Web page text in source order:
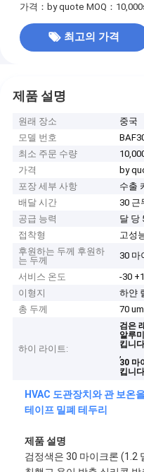
가격：by quote MOQ：
최고의 가격
제품 설명
원래 장소
중국
모델 번호
최소 주문 수량
가격
by
포장 세부 사항
수출
배달 시간
30 근
공급 능력
달 당
접착형
고성
후원하는 두께 후원하
는 두께
30 마
서비스 온도
-30
이형지
하얀
총 두께
70 um
하이 라이트:
검은
알루
킵니
,
30 마
킵니
HVAC 도관장치와 관 보온
테이프 밀폐 테두리
제품 설명
검정색은 30 마이크론 (1.2